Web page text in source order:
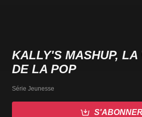
KALLY'S MASHUP, LA
DE LA POP
Série Jeunesse